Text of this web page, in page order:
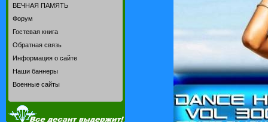
ВЕЧНАЯ ПАМЯТЬ
Форум
Гостевая книга
Обратная связь
Информация о сайте
Наши баннеры
Военные сайты